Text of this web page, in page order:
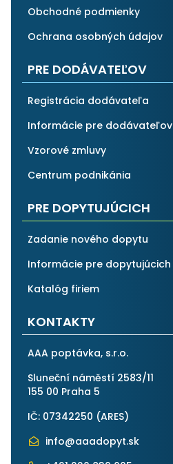
Obchodné podmienky
Ochrana osobných údajov
PRE DODÁVATEĽOV
Registrácia dodávateľa
Informácie pre dodávateľov
Vzorové zmluvy
Centrum podnikánia
PRE DOPYTUJÚCICH
Zadanie nového dopytu
Informácie pre dopytujúcich
Katalóg firiem
KONTAKTY
AAA poptávka, s.r.o.
Sluneční náměstí 2583/11
155 00 Praha 5
IČ: 07342250 (ARES)
info@aaadopyt.sk